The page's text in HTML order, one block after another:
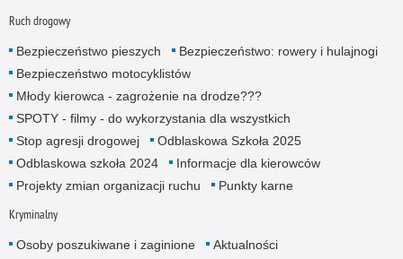
Ruch drogowy
Bezpieczeństwo pieszych
Bezpieczeństwo: rowery i hulajnogi
Bezpieczeństwo motocyklistów
Młody kierowca - zagrożenie na drodze???
SPOTY - filmy - do wykorzystania dla wszystkich
Stop agresji drogowej
Odblaskowa Szkoła 2025
Odblaskowa szkoła 2024
Informacje dla kierowców
Projekty zmian organizacji ruchu
Punkty karne
Kryminalny
Osoby poszukiwane i zaginione Aktualności